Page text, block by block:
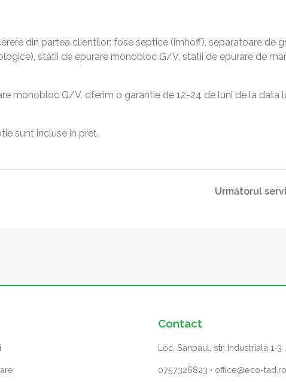
din partea clientilor: fose septice (imhoff), separatoare de
statii de epurare monobloc G/V, statii de epurare de
monobloc G/V, oferim o garantie de 12-24 de luni de la data
sunt incluse in pret.
Următorul
Contact
Loc. Sanpaul, str. Industriala 1-
0757326823 ⋅ office@eco-tad.ro